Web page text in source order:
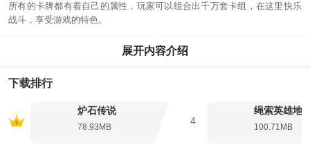
所有的卡牌都有着自己的属性，玩家可以组合出千万套卡组，在这里快乐
战斗，享受游戏的特色。
1、一玩即会: 充满趣味的初始任务会带您立即感受《炉石传说》最为纯粹
2、打造套牌:有上千张可以赢得和制作的卡牌——玩得越久，属于您的卡
3、切磋牌艺： 在练习赛中与电脑控制的魔兽英雄们对战。萨尔、乌瑟
尔、古尔丹——他们都在这儿！
展开内容介绍
下载排行
炉石传说
78.93MB
4
绳索英雄地
100.71MB